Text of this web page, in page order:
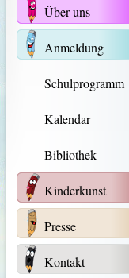
Über uns
Anmeldung
Schulprogramm
Kalendar
Bibliothek
Kinderkunst
Presse
Kontakt